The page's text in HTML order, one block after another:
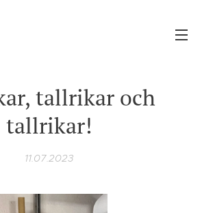
tallrikar och
tallrikar!
11.07.2023